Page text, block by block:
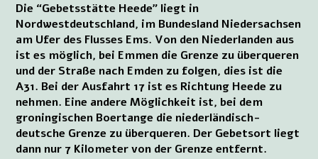
Die “Gebetsstätte Heede” liegt in
Nordwestdeutschland, im Bundesland Niedersachsen
am Ufer des Flusses Ems. Von den Niederlanden aus
ist es möglich, bei Emmen die Grenze zu überqueren
und der Straße nach Emden zu folgen, dies ist die
A31. Bei der Ausfahrt 17 ist es Richtung Heede zu
nehmen. Eine andere Möglichkeit ist, bei dem
groningischen Boertange die niederländisch-
deutsche Grenze zu überqueren. Der Gebetsort liegt
dann nur 7 Kilometer von der Grenze entfernt.